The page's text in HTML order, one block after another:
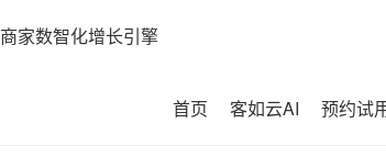
商家数智化增长引擎
首页 客如云AI 预约试